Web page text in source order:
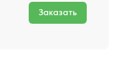
Заказать